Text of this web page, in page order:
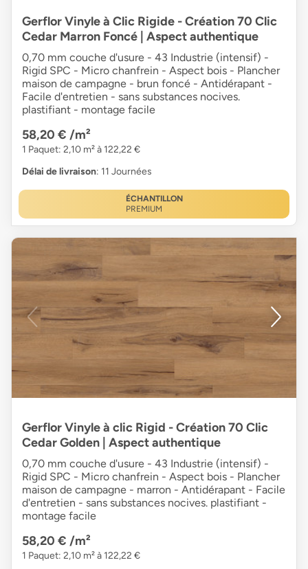
Gerflor Vinyle à Clic Rigide - Création 70 Clic
Cedar Marron Foncé | Aspect authentique
0,70 mm couche d'usure - 43 Industrie (intensif) -
Rigid SPC - Micro chanfrein - Aspect bois - Plancher
maison de campagne - brun foncé - Antidérapant -
Facile d'entretien - sans substances nocives.
plastifiant - montage facile
58,20 € /m²
1 Paquet: 2,10 m² à 122,22 €
Délai de livraison: 11 Journées
ÉCHANTILLON
PREMIUM
Gerflor Vinyle à clic Rigid - Création 70 Clic
Cedar Golden | Aspect authentique
0,70 mm couche d'usure - 43 Industrie (intensif) -
Rigid SPC - Micro chanfrein - Aspect bois - Plancher
maison de campagne - marron - Antidérapant - Facile
d'entretien - sans substances nocives. plastifiant -
montage facile
58,20 € /m²
1 Paquet: 2,10 m² à 122,22 €